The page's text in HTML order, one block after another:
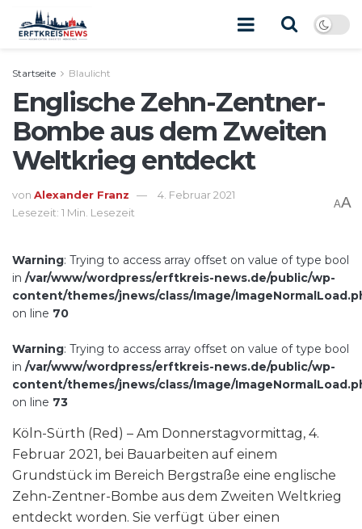
Startseite Blaulicht
Englische Zehn-Zentner-
Bombe aus dem Zweiten
Weltkrieg entdeckt
von Alexander Franz
4. Februar 2021
Lesezeit: 1 Min. Lesezeit
AA
Warning: Trying to access array offset on value of type bool
in /var/www/wordpress/erftkreis-news.de/public/wp-
content/themes/jnews/class/Image/
on line 70
Warning: Trying to access array offset on value of type bool
in /var/www/wordpress/erftkreis-news.de/public/wp-
content/themes/jnews/class/Image/
on line 73
Köln-Sürth (Red) – Am Donnerstagvormittag, 4.
Februar 2021, bei Bauarbeiten auf einem
Grundstück im Bereich Bergstraße eine englische
Zehn-Zentner-Bombe aus dem Zweiten Weltkrieg
entdeckt worden. Sie verfügt über einen